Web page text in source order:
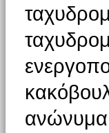
ανώνυμα